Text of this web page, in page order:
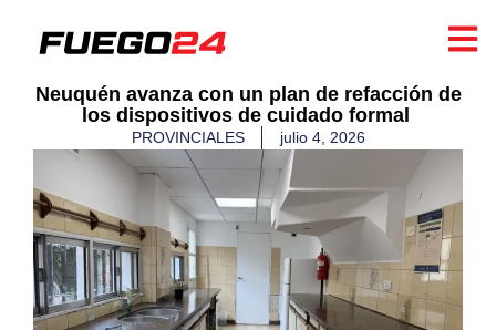
​Neuquén avanza con un plan de refacción de
los dispositivos de cuidado formal ​
PROVINCIALES julio 4, 2026